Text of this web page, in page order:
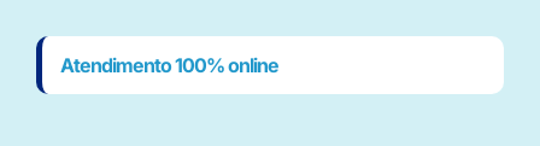
Atendimento 100% online